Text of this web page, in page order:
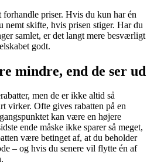
priser. Hvis du kun har én
nemt skifte, hvis prisen stiger. Har du
samlet, er det langt mere besværligt
godt.
mindre, end de ser ud
men de er ikke altid så
virker. Ofte gives rabatten på en
kan være en højere
ende måske ikke sparer så meget,
være betinget af, at du beholder
– og hvis du senere vil flytte én af